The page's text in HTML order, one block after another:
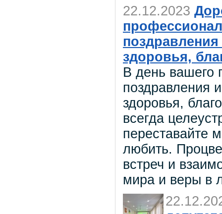
22.12.2023
здоровья,
В день вашего
поздравления
здоровья,
всегда
переставайте
любить.
встреч и
мира и веры в